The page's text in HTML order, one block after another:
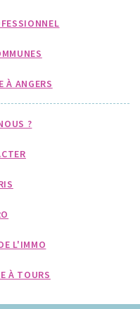
À ANGERS
?
L'IMMO
À TOURS